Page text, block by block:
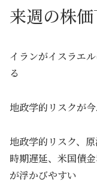
来週の株
イランがイスラエ
る
地政学的リスクが
地政学的リスク、
時期遅延、米国債
が浮かびやすい